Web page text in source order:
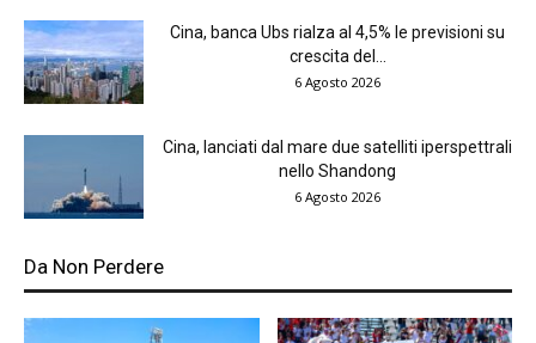
Cina, banca Ubs rialza al 4,5% le previsioni su
crescita del...
6 Agosto 2026
Cina, lanciati dal mare due satelliti iperspettrali
nello Shandong
6 Agosto 2026
Da Non Perdere